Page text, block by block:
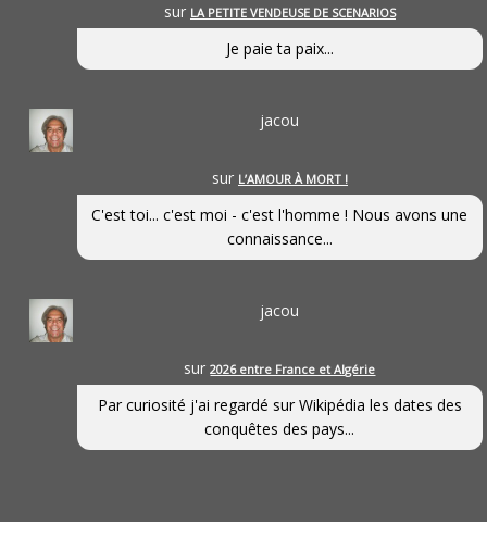
sur LA PETITE VENDEUSE DE SCENARIOS
Je paie ta paix...
jacou
sur L’AMOUR À MORT !
C'est toi... c'est moi - c'est l'homme ! Nous avons une
connaissance...
jacou
sur2026 entre France et Algérie
Par curiosité j'ai regardé sur Wikipédia les dates des
conquêtes des pays...